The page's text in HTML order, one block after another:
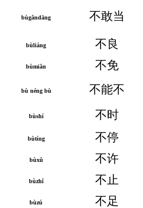
bùgǎndāng 不敢当
bùliáng 不良
bùmiǎn 不免
bù néng bù 不能不
bùshí 不时
bùtíng 不停
bùxǔ 不许
bùzhǐ 不止
bùzú 不足